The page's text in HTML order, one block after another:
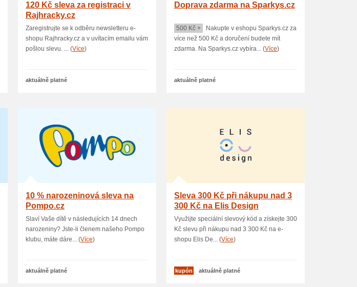
120 Kč sleva za registraci v
Rajhracky.cz
Zaregistrujte se k odběru newsletteru e-
shopu Rajhracky.cz a v uvítacím emailu vám
pošlou slevu. ... (Více)
aktuálně platné
Doprava zdarma na Sparkys.cz
500 Kč +
Nakupte v eshopu Sparkys.cz za
více než 500 Kč a doručení budete mít
zdarma. Na Sparkys.cz vybíra... (Více)
aktuálně platné
10 % narozeninová sleva na
Pompo.cz
Slaví Vaše dítě v následujících 14 dnech
narozeniny? Jste-li členem našeho Pompo
klubu, máte dáre... (Více)
aktuálně platné
Sleva 300 Kč při nákupu nad 3
300 Kč na Elis Design
Využijte speciální slevový kód a získejte 300
Kč slevu při nákupu nad 3 300 Kč na e-
shopu Elis De... (Více)
kupón aktuálně platné